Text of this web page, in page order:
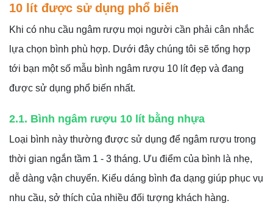
10 lít được sử dụng phổ biến
Khi có nhu cầu ngâm rượu mọi người cần phải cân nhắc
lựa chọn bình phù hợp. Dưới đây chúng tôi sẽ tổng hợp
tới bạn một số mẫu bình ngâm rượu 10 lít đẹp và đang
được sử dụng phổ biến nhất.
2.1. Bình ngâm rượu 10 lít bằng nhựa
Loại bình này thường được sử dụng để ngâm rượu trong
thời gian ngắn tầm 1 - 3 tháng. Ưu điểm của bình là nhẹ,
dễ dàng vận chuyển. Kiểu dáng bình đa dạng giúp phục vụ
nhu cầu, sở thích của nhiều đối tượng khách hàng.